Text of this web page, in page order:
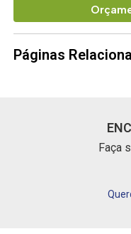
Páginas
Faça